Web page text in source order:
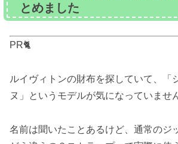
とめました
PR🐈
ルイヴィトンの財布を探していて、「
ヌ」というモデルが気になっていませ
名前は聞いたことあるけど、通常のジ